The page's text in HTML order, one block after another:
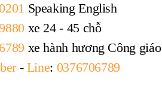
Speaking English
xe 24 - 45 chỗ
xe hành hương Công giáo
- Line: 0376706789